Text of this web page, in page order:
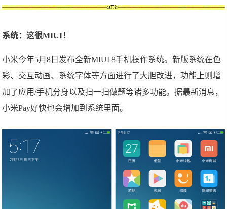
系统：这很MIUI！
小米今年5月8日发布全新MIUI 8手机操作系统。新版系统在色
彩、交互动画、系统字体等方面进行了大胆改进，功能上则增
加了应用/手机分身以及扫一扫做题等诸多功能。据最新消息，
小米Pay好快也会增加到系统里面。